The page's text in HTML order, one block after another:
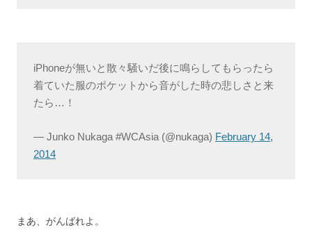
iPhoneが無いと散々騒いだ後に鳴らしてもらったら
着ていた服のポケットから音がした時の悲しさと来
たら…！
— Junko Nukaga #WCAsia (@nukaga) February 14,
2014
まあ、がんばれよ。